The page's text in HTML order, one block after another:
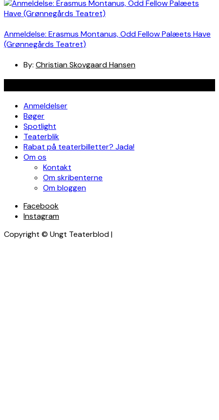
Anmeldelse: Erasmus Montanus, Odd Fellow Palæets Have
(Grønnegårds Teatret)
By: Christian Skovgaard Hansen
Anmeldelser
Bøger
Spotlight
Teaterblik
Rabat på teaterbilletter? Jada!
Om os
Kontakt
Om skribenterne
Om bloggen
Facebook
Instagram
Copyright © Ungt Teaterblod |